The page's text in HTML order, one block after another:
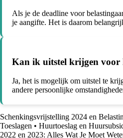
Als je de deadline voor
je aangifte. Het is daarom
Kan ik uitstel krijgen voor
Ja, het is mogelijk om uitstel te
andere persoonlijke
Schenkingsvrijstelling 2024 en
Toeslagen • Huurtoeslag en
2022 en 2023: Alles Wat Je Moet